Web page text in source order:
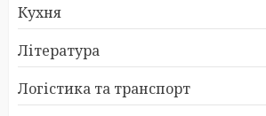
Кухня
Література
Логістика та транспорт